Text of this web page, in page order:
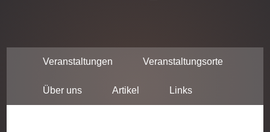
Veranstaltungen Veranstaltungsorte
Über uns Artikel Links